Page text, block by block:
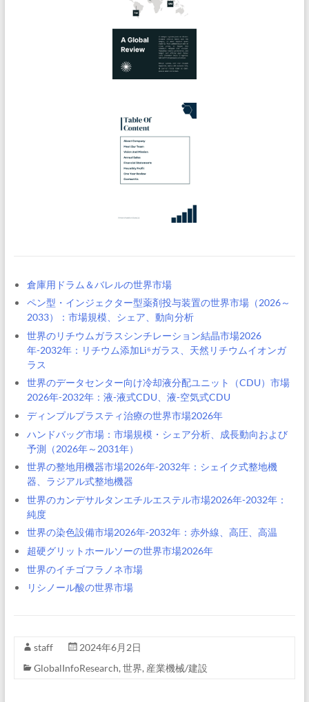
倉庫用ドラム＆バレルの世界市場
ペン型・インジェクター型薬剤投与装置の世界市場（2026～
2033）：市場規模、シェア、動向分析
世界のリチウムガラスシンチレーション結晶市場2026
年-2032年：リチウム添加Li⁶ガラス、天然リチウムイオンガ
ラス
世界のデータセンター向け冷却液分配ユニット（CDU）市場
2026年-2032年：液-液式CDU、液-空気式CDU
ディンプルプラスティ治療の世界市場2026年
ハンドバッグ市場：市場規模・シェア分析、成長動向および
予測（2026年～2031年）
世界の整地用機器市場2026年-2032年：シェイク式整地機
器、ラジアル式整地機器
世界のカンデサルタンエチルエステル市場2026年-2032年：
純度
世界の染色設備市場2026年-2032年：赤外線、高圧、高温
超硬グリットホールソーの世界市場2026年
世界のイチゴフラノネ市場
リシノール酸の世界市場
staff
2024年6月2日
GlobalInfoResearch, 世界, 産業機械/建設